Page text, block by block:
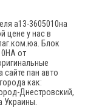
а13-3605010на
цене у нас в
Блок
от
сайте пан авто
как:
Днестровский,
Украины.